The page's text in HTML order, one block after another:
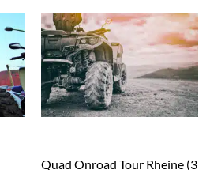
Quad Onroad Tour Rheine (3